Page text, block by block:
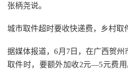
张柄尧说。
城市取件超时要收快递费，乡村取
据媒体报道，6月7日，在广西贺
取件时，要额外加收2元—5元费